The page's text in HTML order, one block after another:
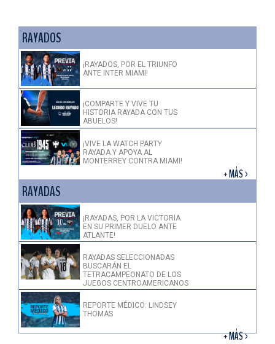
RAYADOS
¡RAYADOS, POR EL TRIUNFO
ANTE INTER MIAMI!
¡COMPARTE Y VIVE TU
HISTORIA RAYADA CON TUS
ABUELOS!
¡VIVE LA WATCH PARTY
RAYADA Y APOYA AL
MONTERREY CONTRA MIAMI!
+ MÁS >
RAYADAS
¡RAYADAS, POR LA VICTORIA
EN SU PRIMER DUELO ANTE
ATLANTE!
RAYADAS SELECCIONADAS
BUSCARÁN EL
TETRACAMPEONATO DE LOS
JUEGOS CENTROAMERICANOS
REPORTE MÉDICO: LINDSEY
THOMAS
+ MÁS >